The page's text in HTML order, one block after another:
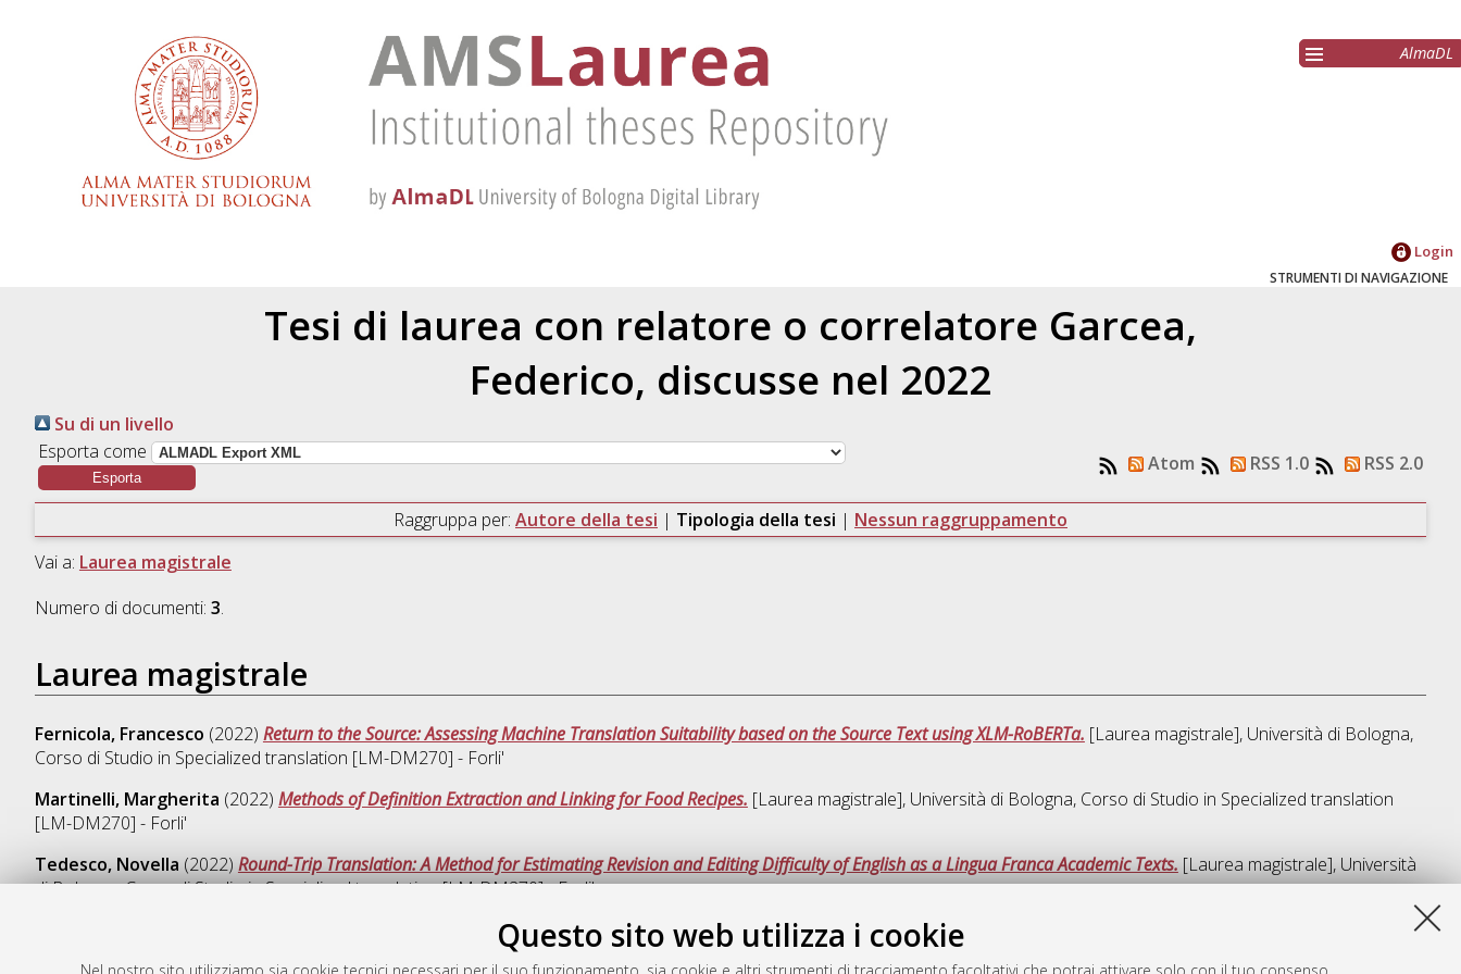
Questo sito web utilizza i cookie
AlmaDL
Login
STRUMENTI DI NAVIGAZIONE
Tesi di laurea con relatore o correlatore Garcea,
Federico, discusse nel 2022
Su di un livello
Esporta come
Atom RSS 1.0 RSS 2.0
Raggruppa per: Autore della tesi | Tipologia della tesi | Nessun raggruppamento
Vai a: Laurea magistrale
Numero di documenti: 3.
Laurea magistrale
Fernicola, Francesco (2022) Return to the Source: Assessing Machine Translation Suitability based on the Source Text using XLM-RoBERTa. [Laurea magistrale], Università di Bologna,
Corso di Studio in Specialized translation [LM-DM270] - Forli'
Martinelli, Margherita (2022) Methods of Definition Extraction and Linking for Food Recipes. [Laurea magistrale], Università di Bologna, Corso di Studio in Specialized translation
[LM-DM270] - Forli'
Tedesco, Novella (2022) Round-Trip Translation: A Method for Estimating Revision and Editing Difficulty of English as a Lingua Franca Academic Texts. [Laurea magistrale], Università
di Bologna, Corso di Studio inSpecialized translation [LM-DM270] - Forli'
Questa lista e' stata generata il